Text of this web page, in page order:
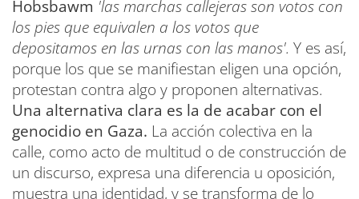
Hobsbawm 'las marchas callejeras son votos con
los pies que equivalen a los votos que
depositamos en las urnas con las manos'. Y es así,
porque los que se manifiestan eligen una opción,
protestan contra algo y proponen alternativas.
Una alternativa clara es la de acabar con el
genocidio en Gaza. La acción colectiva en la
calle, como acto de multitud o de construcción de
un discurso, expresa una diferencia u oposición,
muestra una identidad, y se transforma de lo